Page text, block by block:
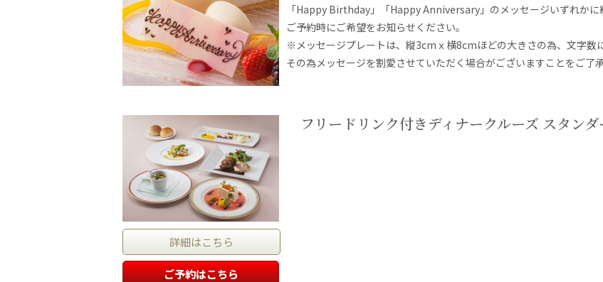
「Happy Birthday」「Happy Anniversary」のメッセージいずれかに
ご予約時にご希望をお知らせください。
※メッセージプレートは、縦3cmｘ横8cmほどの大きさの為、文字数
その為メッセージを割愛させていただく場合がございますことをご了
詳細はこちら
ご予約はこちら
フリードリンク付きディナークルーズ スタンダ